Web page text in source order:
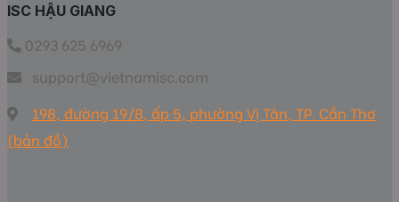
ISC HẬU GIANG
0293 625 6969
support@vietnamisc.com
198, đường 19/8, ấp 5, phường Vị Tân, TP. Cần Thơ
(bản đồ)